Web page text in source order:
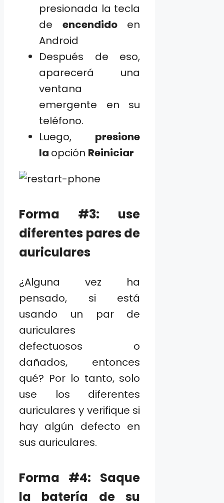
presionada la tecla
deencendido en
Android
Después de eso,
aparecerá una
ventana
emergente en su
teléfono.
Luego, presione
la opción Reiniciar
Forma #3: use
diferentes pares de
auriculares
¿Alguna vez ha
pensado, si está
usando un par de
auriculares
defectuosos o
dañados, entonces
qué? Por lo tanto, solo
use los diferentes
auriculares y verifique si
hay algún defecto en
sus auriculares.
Forma #4: Saque
la batería de su